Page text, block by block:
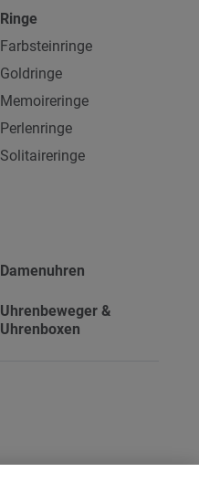
Ringe
Farbsteinringe
Goldringe
Memoireringe
Perlenringe
Solitaireringe
Damenuhren
Uhrenbeweger &
Uhrenboxen